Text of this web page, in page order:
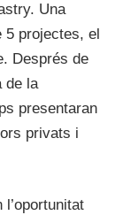
Una
5 projectes, el
Després de
de la
presentaran
privats i